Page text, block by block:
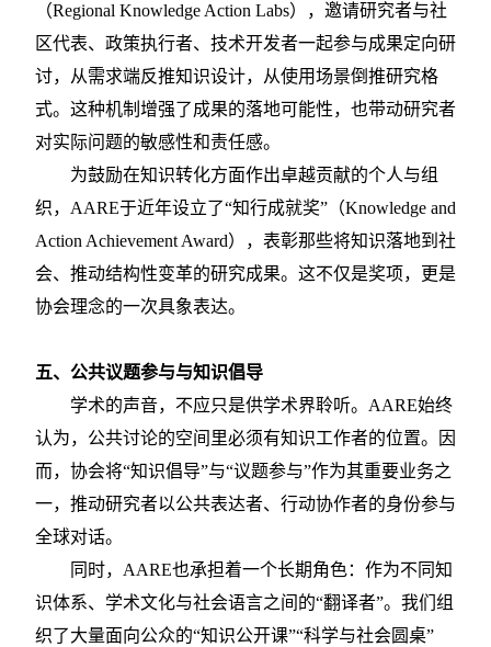
（Regional Knowledge Action Labs），邀请研究者与社
区代表、政策执行者、技术开发者一起参与成果定向研
讨，从需求端反推知识设计，从使用场景倒推研究格
式。这种机制增强了成果的落地可能性，也带动研究者
对实际问题的敏感性和责任感。
为鼓励在知识转化方面作出卓越贡献的个人与组
织， AARE于近年设立了“知行成就奖”（Knowledge and
Action Achievement Award），表彰那些将知识落地到社
会、推动结构性变革的研究成果。这不仅是奖项，更是
协会理念的一次具象表达。
五、公共议题参与与知识倡导
学术的声音，不应只是供学术界聆听。 AARE始终
认为，公共讨论的空间里必须有知识工作者的位置。因
而，协会将“知识倡导”与“议题参与”作为其重要业务之
一，推动研究者以公共表达者、行动协作者的身份参与
全球对话。
同时， AARE也承担着一个长期角色：作为不同知
识体系、学术文化与社会语言之间的“翻译者”。我们组
织了大量面向公众的“知识公开课”“科学与社会圆桌”